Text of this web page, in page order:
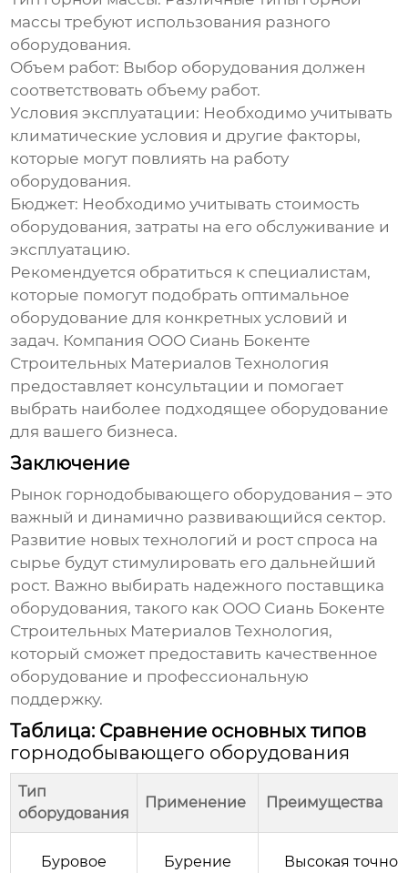
массы требуют использования разного
оборудования.
Объем работ: Выбор оборудования должен
соответствовать объему работ.
Условия эксплуатации: Необходимо учитывать
климатические условия и другие факторы,
которые могут повлиять на работу
оборудования.
Бюджет: Необходимо учитывать стоимость
оборудования, затраты на его обслуживание и
эксплуатацию.
Рекомендуется обратиться к специалистам,
которые помогут подобрать оптимальное
оборудование для конкретных условий и
задач. Компания ООО Сиань Бокенте
Строительных Материалов Технология
предоставляет консультации и помогает
выбрать наиболее подходящее оборудование
для вашего бизнеса.
Заключение
Рынок горнодобывающего оборудования – это
важный и динамично развивающийся сектор.
Развитие новых технологий и рост спроса на
сырье будут стимулировать его дальнейший
рост. Важно выбирать надежного поставщика
оборудования, такого как ООО Сиань Бокенте
Строительных Материалов Технология,
который сможет предоставить качественное
оборудование и профессиональную
поддержку.
Таблица: Сравнение основных типов
горнодобывающего оборудования
Тип
оборудования
Применение Преимущества
Буровое
Бурение
Высокая